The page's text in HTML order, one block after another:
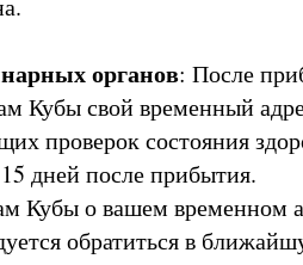
органов: После
Кубы свой временный
проверок состояния
дней после прибытия.
Кубы о вашем временном
обратиться в